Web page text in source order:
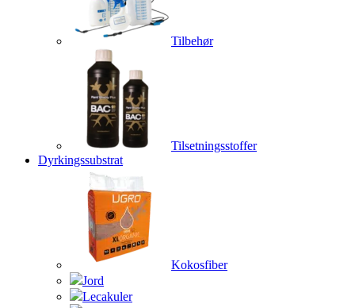
Tilbehør
Tilsetningsstoffer
Dyrkingssubstrat
Kokosfiber
Jord
Lecakuler